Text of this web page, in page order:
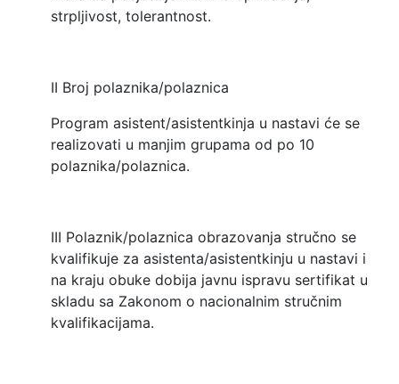
strpljivost, tolerantnost.
II Broj polaznika/polaznica
Program asistent/asistentkinja u nastavi će se
realizovati u manjim grupama od po 10
polaznika/polaznica.
III Polaznik/polaznica obrazovanja stručno se
kvalifikuje za asistenta/asistentkinju u nastavi i
na kraju obuke dobija javnu ispravu sertifikat u
skladu sa Zakonom o nacionalnim stručnim
kvalifikacijama.